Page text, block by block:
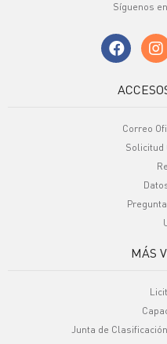
Síguenos
Correo
Solicitud
MÁS
Junta de